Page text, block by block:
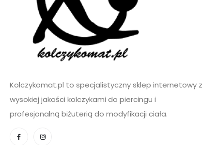
Kolczykomat.pl to specjalistyczny sklep internetowy z
wysokiej jakości kolczykami do piercingu i
profesjonalną biżuterią do modyfikacji ciała.